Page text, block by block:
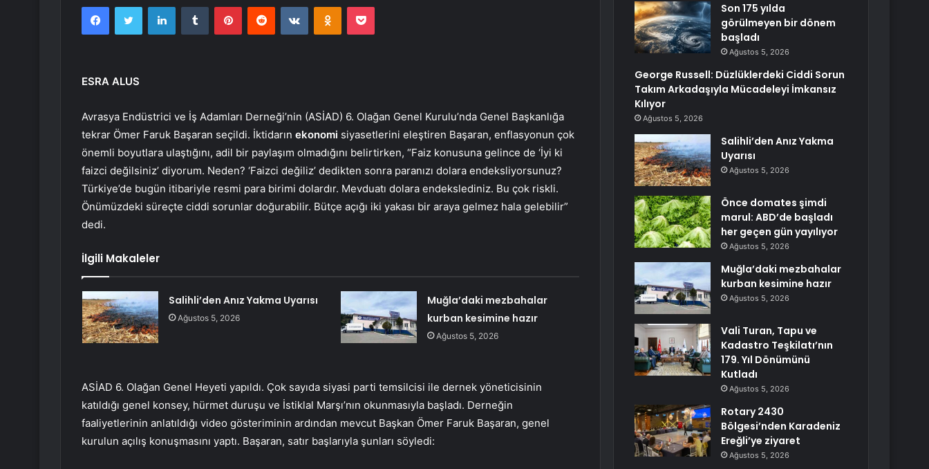
FacebookTwitter LinkedInTumblr PinterestReddit VKontakteOdnoklassniki
Pocket
ESRA ALUS
Avrasya Endüstrici ve İş Adamları Derneği’nin (ASİAD) 6. Olağan Genel Kurulu’nda Genel Başkanlığa
tekrar Ömer Faruk Başaran seçildi. İktidarın ekonomi siyasetlerini eleştiren Başaran, enflasyonun çok
önemli boyutlara ulaştığını, adil bir paylaşım olmadığını belirtirken, “Faiz konusuna gelince de ‘İyi ki
faizci değilsiniz’ diyorum. Neden? ‘Faizci değiliz’ dedikten sonra paranızı dolara endeksliyorsunuz?
Türkiye’de bugün itibariyle resmi para birimi dolardır. Mevduatı dolara endekslediniz. Bu çok riskli.
Önümüzdeki süreçte ciddi sorunlar doğurabilir. Bütçe açığı iki yakası bir araya gelmez hala gelebilir”
dedi.
İlgili Makaleler
Salihli’den Anız Yakma Uyarısı
Ağustos 5, 2026
Muğla’daki mezbahalar
kurban kesimine hazır
Ağustos 5, 2026
ASİAD 6. Olağan Genel Heyeti yapıldı. Çok sayıda siyasi parti temsilcisi ile dernek yöneticisinin
katıldığı genel konsey, hürmet duruşu ve İstiklal Marşı’nın okunmasıyla başladı. Derneğin
faaliyetlerinin anlatıldığı video gösteriminin ardından mevcut Başkan Ömer Faruk Başaran, genel
kurulun açılış konuşmasını yaptı. Başaran, satır başlarıyla şunları söyledi:
Son 175 yılda
görülmeyen bir dönem
başladı
Ağustos 5, 2026
George Russell: Düzlüklerdeki Ciddi Sorun
Takım Arkadaşıyla Mücadeleyi İmkansız
Kılıyor
Ağustos 5, 2026
Salihli’den Anız Yakma
Uyarısı
Ağustos 5, 2026
Önce domates şimdi
marul: ABD’de başladı
her geçen gün yayılıyor
Ağustos 5, 2026
Muğla’daki mezbahalar
kurban kesimine hazır
Ağustos 5, 2026
Vali Turan, Tapu ve
Kadastro Teşkilatı’nın
179. Yıl Dönümünü
Kutladı
Ağustos 5, 2026
Rotary 2430
Bölgesi’nden Karadeniz
Ereğli’ye ziyaret
Ağustos 5, 2026